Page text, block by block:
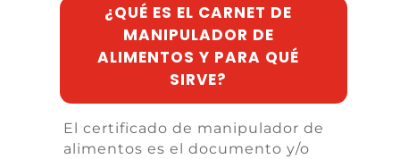
¿QUÉ ES EL CARNET DE
MANIPULADOR DE
ALIMENTOS Y PARA QUÉ
SIRVE?
El certificado de manipulador de
alimentos es el documento y/o